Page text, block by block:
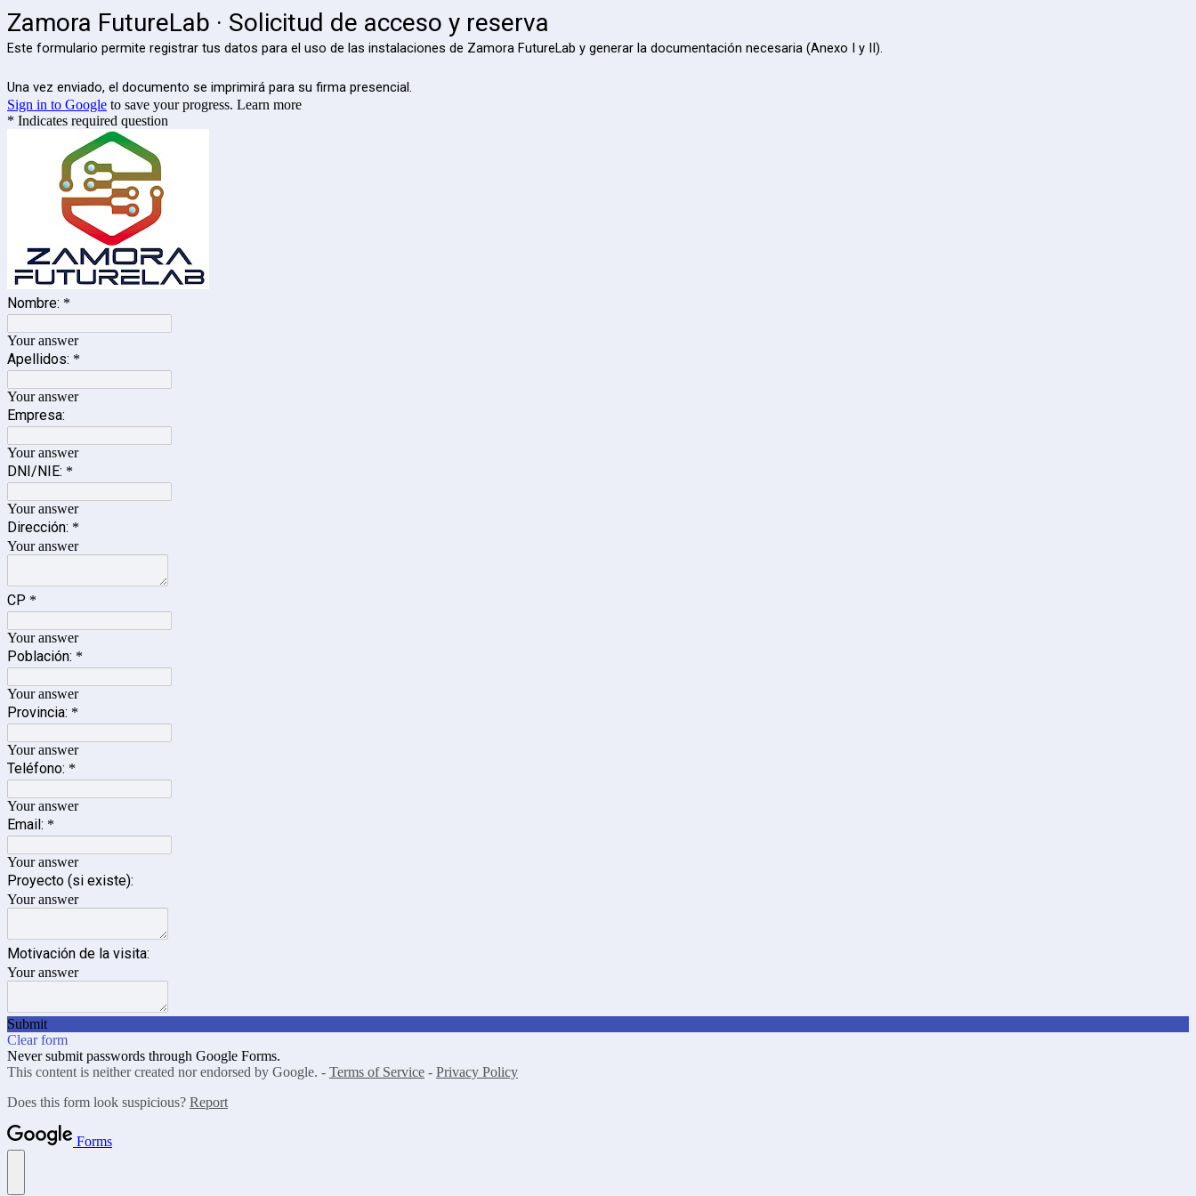
Zamora FutureLab · Solicitud de acceso y reserva
Este formulario permite registrar tus datos para el uso de las instalaciones de Zamora FutureLab y generar la documentación necesaria (Anexo I y II).
Una vez enviado, el documento se imprimirá para su firma presencial.
Sign in to Google to save your progress. Learn more
* Indicates required question
Nombre: *
Your answer
Apellidos: *
Your answer
Empresa:
Your answer
DNI/NIE: *
Your answer
Dirección: *
Your answer
CP *
Your answer
Población: *
Your answer
Provincia: *
Your answer
Teléfono: *
Your answer
Email: *
Your answer
Proyecto (si existe):
Your answer
Motivación de la visita:
Your answer
Submit
Clear form
Never submit passwords through Google Forms.
This content is neither created nor endorsed by Google. - Terms of Service - Privacy Policy
Does this form look suspicious? Report
Forms